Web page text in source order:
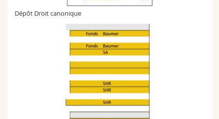
Dépôt Droit canonique